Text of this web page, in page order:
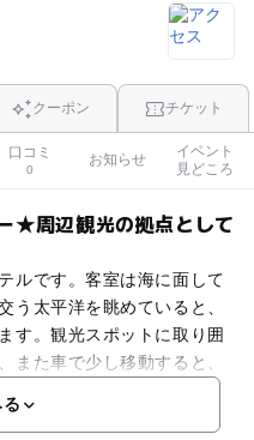
クーポン チケット
口コミ
0
お知らせ
イベント
見どころ
★周辺観光の拠点として
ルです。客室は海に面して
う太平洋を眺めていると、
す。観光スポットに取り囲
また車で少し移動すると、
公園観光などもできます